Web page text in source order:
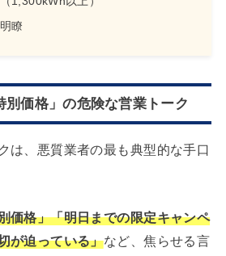
瞭
別価格」の危険な営業トーク
は、悪質業者の最も典型的な手口
価格」「明日までの限定キャンペ
が迫っている」など、焦らせる言